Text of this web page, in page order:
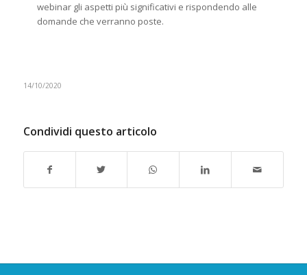
webinar gli aspetti più significativi e rispondendo alle
domande che verranno poste.
14/10/2020
Condividi questo articolo